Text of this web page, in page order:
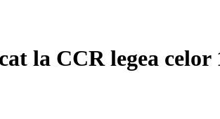
la CCR legea celor